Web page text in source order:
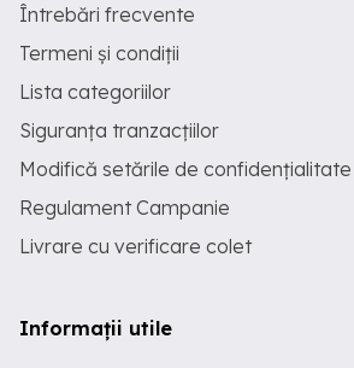
Întrebări frecvente
Termeni și condiții
Lista categoriilor
Siguranța tranzacțiilor
Modifică setările de confidențialitate
Regulament Campanie
Livrare cu verificare colet
Informații utile